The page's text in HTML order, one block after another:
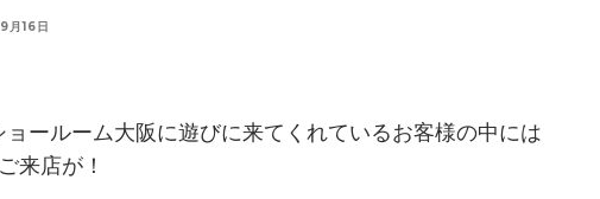
月16日
ールーム大阪に遊びに来てくれているお客様の中には
来店が！